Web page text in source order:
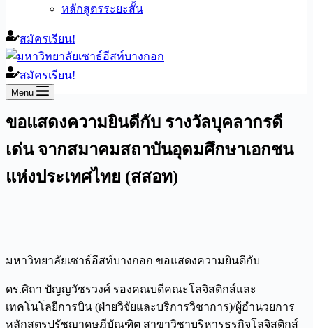
หลักสูตรระยะสั้น
สมัครเรียน!
สมัครเรียน!
Menu
ขอแสดงความยินดีกับ รางวัลบุคลากรดี
เด่น จากสมาคมสถาบันอุดมศึกษาเอกชน
แห่งประเทศไทย (สสอท)
มหาวิทยาลัยเซาธ์อีสท์บางกอก ขอแสดงความยินดีกับ
ดร.ศิถา ปัญญวัชรวงศ์ รองคณบดีคณะโลจิสติกส์และ
เทคโนโลยีการบิน (ฝ่ายวิจัยและบริการวิชาการ)/ผู้อำนวยการ
หลักสูตรปรัชญาดุษฎีบัณฑิต สาขาวิชาบริหารธุรกิจโลจิสติกส์